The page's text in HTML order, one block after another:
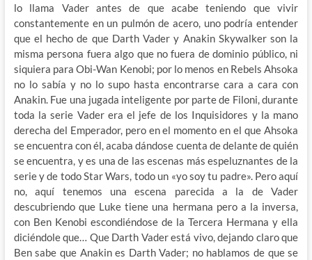
lo llama Vader antes de que acabe teniendo que vivir
constantemente en un pulmón de acero, uno podría entender
que el hecho de que Darth Vader y Anakin Skywalker son la
misma persona fuera algo que no fuera de dominio público, ni
siquiera para Obi-Wan Kenobi; por lo menos en Rebels Ahsoka
no lo sabía y no lo supo hasta encontrarse cara a cara con
Anakin. Fue una jugada inteligente por parte de Filoni, durante
toda la serie Vader era el jefe de los Inquisidores y la mano
derecha del Emperador, pero en el momento en el que Ahsoka
se encuentra con él, acaba dándose cuenta de delante de quién
se encuentra, y es una de las escenas más espeluznantes de la
serie y de todo Star Wars, todo un «yo soy tu padre». Pero aquí
no, aquí tenemos una escena parecida a la de Vader
descubriendo que Luke tiene una hermana pero a la inversa,
con Ben Kenobi escondiéndose de la Tercera Hermana y ella
diciéndole que… Que Darth Vader está vivo, dejando claro que
Ben sabe que Anakin es Darth Vader; no hablamos de que se